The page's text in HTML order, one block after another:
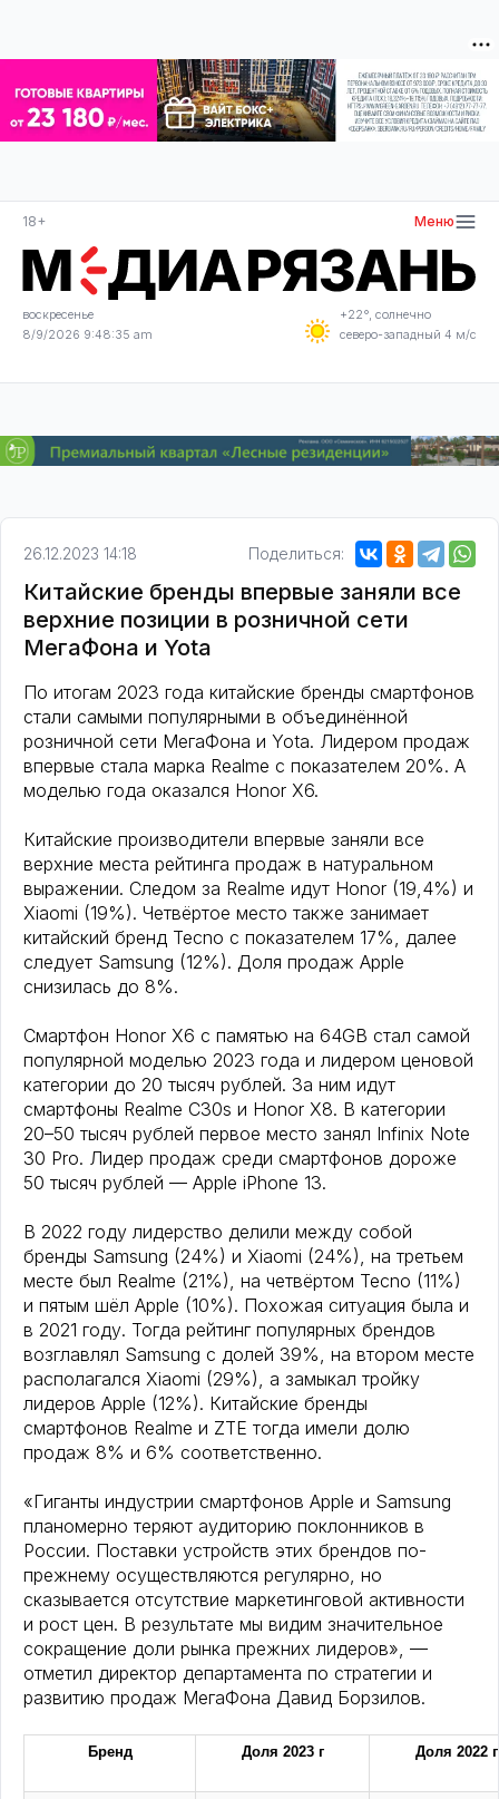
18+ Меню
воскресенье
8/9/2026 9:48:35 am
+22°, солнечно
северо-западный 4 м/с
26.12.2023 14:18 Поделиться:
Китайские бренды впервые заняли все
верхние позиции в розничной сети
МегаФона и Yota
По итогам 2023 года китайские бренды смартфонов
стали самыми популярными в объединённой
розничной сети МегаФона и Yota. Лидером продаж
впервые стала марка Realme с показателем 20%. А
моделью года оказался Honor X6.
Китайские производители впервые заняли все
верхние места рейтинга продаж в натуральном
выражении. Следом за Realme идут Honor (19,4%) и
Xiaomi (19%). Четвёртое место также занимает
китайский бренд Tecno с показателем 17%, далее
следует Samsung (12%). Доля продаж Apple
снизилась до 8%.
Смартфон Honor X6 с памятью на 64GB стал самой
популярной моделью 2023 года и лидером ценовой
категории до 20 тысяч рублей. За ним идут
смартфоны Realme C30s и Honor X8. В категории
20–50 тысяч рублей первое место занял Infinix Note
30 Pro. Лидер продаж среди смартфонов дороже
50 тысяч рублей — Apple iPhone 13.
В 2022 году лидерство делили между собой
бренды Samsung (24%) и Xiaomi (24%), на третьем
месте был Realme (21%), на четвёртом Tecno (11%)
и пятым шёл Apple (10%). Похожая ситуация была и
в 2021 году. Тогда рейтинг популярных брендов
возглавлял Samsung с долей 39%, на втором месте
располагался Xiaomi (29%), а замыкал тройку
лидеров Apple (12%). Китайские бренды
смартфонов Realme и ZTE тогда имели долю
продаж 8% и 6% соответственно.
«Гиганты индустрии смартфонов Apple и Samsung
планомерно теряют аудиторию поклонников в
России. Поставки устройств этих брендов по-
прежнему осуществляются регулярно, но
сказывается отсутствие маркетинговой активности
и рост цен. В результате мы видим значительное
сокращение доли рынка прежних лидеров», —
отметил директор департамента по стратегии и
развитию продаж МегаФона Давид Борзилов.
Бренд Доля 2023 г Доля 2022 г